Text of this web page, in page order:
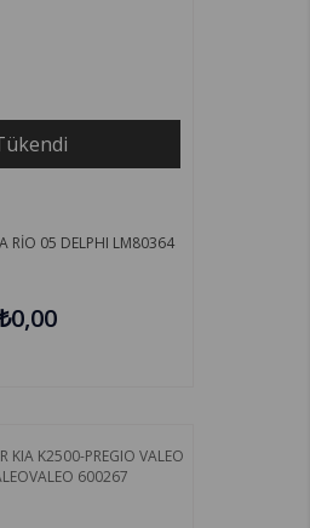
RİO 05 DELPHI LM80364